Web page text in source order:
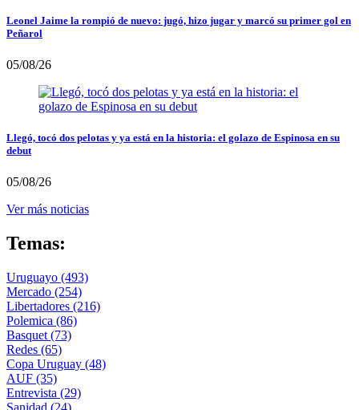
Leonel Jaime la rompió de nuevo: jugó, hizo jugar y marcó su primer gol en
Peñarol
05/08/26
Llegó, tocó dos pelotas y ya está en la historia: el golazo de Espinosa en su
debut
05/08/26
Ver más noticias
Temas:
Uruguayo (493)
Mercado (254)
Libertadores (216)
Polemica (86)
Basquet (73)
Redes (65)
Copa Uruguay (48)
AUF (35)
Entrevista (29)